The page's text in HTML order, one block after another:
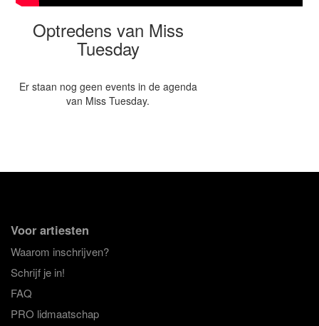
Optredens van Miss
Tuesday
Er staan nog geen events in de agenda
van Miss Tuesday.
Voor artiesten
Waarom inschrijven?
Schrijf je in!
FAQ
PRO lidmaatschap